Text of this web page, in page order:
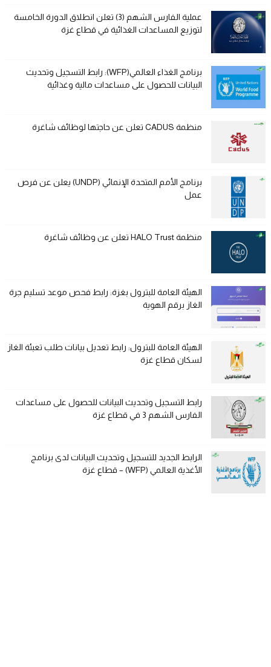
عملية الفارس الشهم (3) تعلن انطلاق الدورة الخامسة
لتوزيع المساعدات الغذائية في قطاع غزة
برنامج الغذاء العالمي(WFP): رابط التسجيل وتحديث
البيانات للحصول على مساعدات مالية وغذائية
منظمة CADUS تعلن عن حاجتها لوظائف شاغرة
برنامج الأمم المتحدة الإنمائي (UNDP) يعلن عن فرص
عمل
منظمة HALO Trust تعلن عن وظائف شاغرة
الهيئة العامة للبترول بغزة: رابط فحص موعد تسليم جرة
الغاز برقم الهوية
الهيئة العامة للبترول: رابط تعديل بيانات طلب تعبئة الغاز
لسكان قطاع غزة
رابط التسجيل وتحديث البيانات للحصول على مساعدات
الفارس الشهم 3 في قطاع غزة
الرابط الجديد للتسجيل وتحديث البيانات لدى برنامج
الأغذية العالمي (WFP) – قطاع غزة